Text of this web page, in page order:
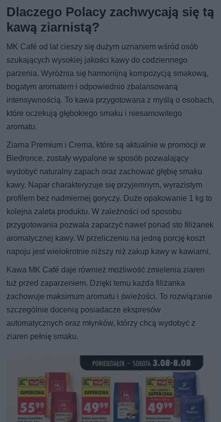
Dlaczego Polacy zachwycają się tą
kawą ziarnistą?
MK Café od lat cieszy się dużym uznaniem wśród osób
szukających wysokiej jakości kawy do codziennego
parzenia. Wyróżnia się harmonijną kompozycją smakową,
bogatym aromatem i odpowiednio zbalansowaną
intensywnością. To kawa przygotowana z myślą o osobach,
które oczekują głębokiego smaku i niesamowitego
aromatu.
Ziarna Premium i Crema, które są aktualnie w promocji w
Biedronce, zostały wypalone w sposób pozwalający
wydobyć naturalny zapach oraz zachować głębię smaku
kawy. Napar charakteryzuje się przyjemnym, wyrazistym
profilem bez nadmiernej goryczy. Duże opakowanie 1 kg to
kolejna zaleta produktu. W zależności od sposobu
przygotowania pozwala zaparzyć nawet ponad sto filiżanek
aromatycznej kawy. W przeliczeniu na jedną porcję koszt
napoju jest wielokrotnie niższy niż zakup kawy w kawiarni.
Kawa MK Café daje również możliwość zmielenia ziaren
tuż przed zaparzeniem. Dzięki temu każda filiżanka
zachowuje maksimum aromatu i świeżości. To rozwiązanie
szczególnie docenią posiadacze ekspresów
automatycznych oraz młynków, którzy chcą wydobyć z
ziaren pełnię smaku.